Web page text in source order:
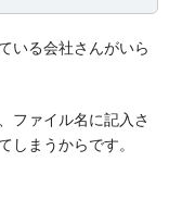
いる会社さんがいら
ファイル名に記入さ
しまうからです。